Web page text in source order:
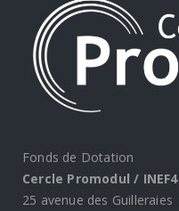
Fonds de Dotation
Cercle Promodul / INEF4
25 avenue des Guilleraies